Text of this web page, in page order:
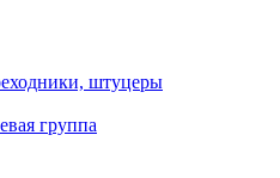
штуцеры
группа